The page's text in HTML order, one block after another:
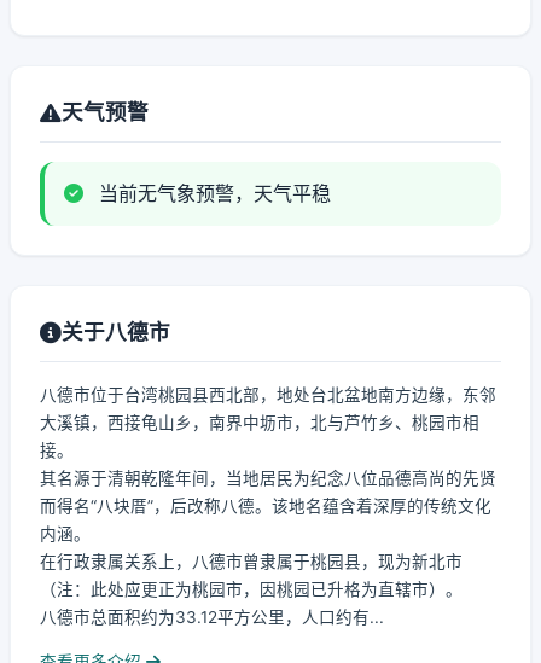
天气预警
当前无气象预警，天气平稳
关于八德市
八德市位于台湾桃园县西北部，地处台北盆地南方边缘，东邻
大溪镇，西接龟山乡，南界中坜市，北与芦竹乡、桃园市相
接。
其名源于清朝乾隆年间，当地居民为纪念八位品德高尚的先贤
而得名“八块厝”，后改称八德。该地名蕴含着深厚的传统文化
内涵。
在行政隶属关系上，八德市曾隶属于桃园县，现为新北市
（注：此处应更正为桃园市，因桃园已升格为直辖市）。
八德市总面积约为33.12平方公里，人口约有...